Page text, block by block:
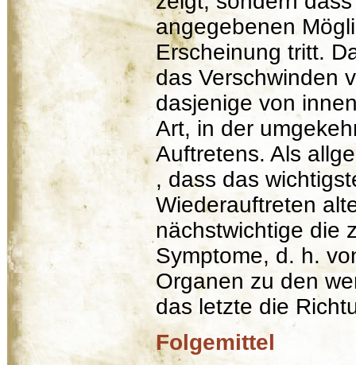
angegebenen
Erscheinung tritt.
das Verschwinden
dasjenige von
Art, in der
Auftretens. Als
, dass das
Wiederauftreten
nächstwichtige die
Symptome, d. h.
Organen zu den
das letzte die
Folgemittel